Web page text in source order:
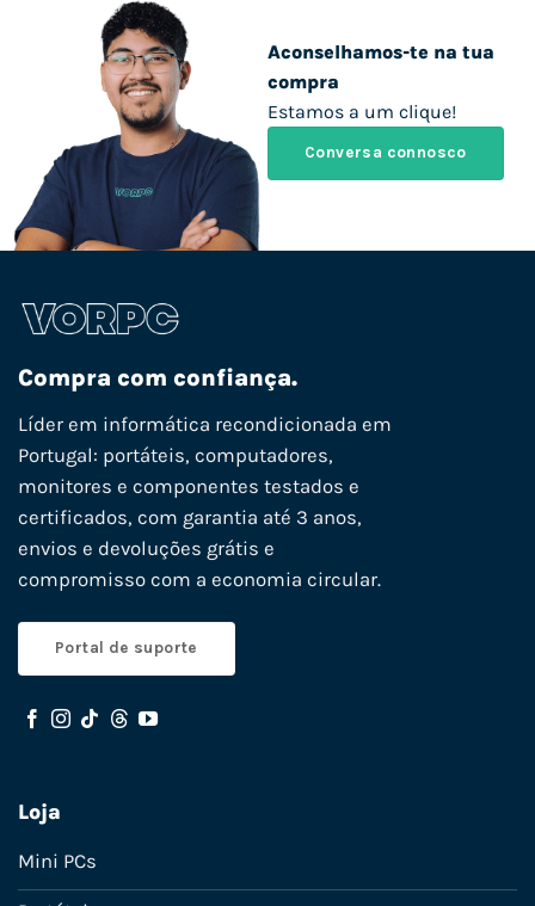
Aconselhamos-te na tua
compra
Estamos a um clique!
Conversa connosco
Compra com confiança.
Líder em informática recondicionada em
Portugal: portáteis, computadores,
monitores e componentes testados e
certificados, com garantia até 3 anos,
envios e devoluções grátis e
compromisso com a economia circular.
Portal de suporte
Loja
Mini PCs